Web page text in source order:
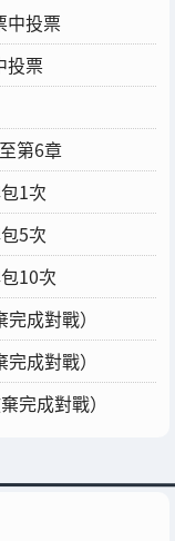
中投票
投票
第6章
1次
5次
10次
成對戰）
成對戰）
完成對戰）